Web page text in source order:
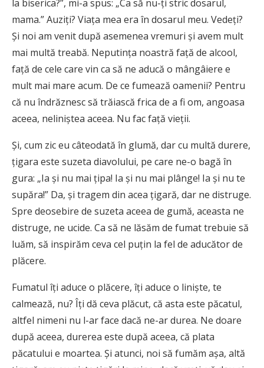
la biserica?”, mi-a spus: „Ca să nu-ţi stric dosarul,
mama.” Auziţi? Viaţa mea era în dosarul meu. Vedeţi?
Şi noi am venit după asemenea vremuri şi avem mult
mai multă treabă. Neputinţa noastră faţă de alcool,
faţă de cele care vin ca să ne aducă o mângâiere e
mult mai mare acum. De ce fumează oamenii? Pentru
că nu îndrăznesc să trăiască frica de a fi om, angoasa
aceea, neliniştea aceea. Nu fac faţă vieţii.
Şi, cum zic eu câteodată în glumă, dar cu multă durere,
ţigara este suzeta diavolului, pe care ne-o bagă în
gura: „Ia şi nu mai ţipa! Ia şi nu mai plânge! Ia şi nu te
supăra!” Da, şi tragem din acea ţigară, dar ne distruge.
Spre deosebire de suzeta aceea de gumă, aceasta ne
distruge, ne ucide. Ca să ne lăsăm de fumat trebuie să
luăm, să inspirăm ceva cel puţin la fel de aducător de
plăcere.
Fumatul îţi aduce o plăcere, îţi aduce o linişte, te
calmează, nu? Îţi dă ceva plăcut, că asta este păcatul,
altfel nimeni nu l-ar face dacă ne-ar durea. Ne doare
după aceea, durerea este după aceea, că plata
păcatului e moartea. Şi atunci, noi să fumăm aşa, altă